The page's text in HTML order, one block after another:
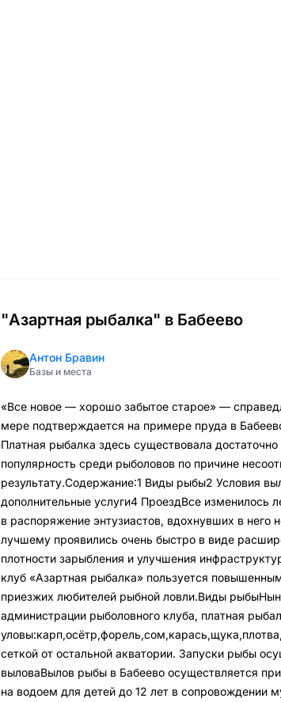
"Азартная рыбалка" в Бабеево
Антон Бравин
Базы и места
«Все новое — хорошо забытое старое» —
мере подтверждается на примере пруда в
Платная рыбалка здесь существовала
популярность среди рыболовов по причине
результату.Содержание:1 Виды рыбы2 Условия
дополнительные услуги4 ПроездВсе изменилось
в распоряжение энтузиастов, вдохнувших в
лучшему проявились очень быстро в виде
плотности зарыбления и улучшения
клуб «Азартная рыбалка» пользуется
приезжих любителей рыбной ловли.Виды
администрации рыболовного клуба, платная
сеткой от остальной акватории. Запуски рыбы
выловаВылов рыбы в Бабеево осуществляется
на водоем для детей до 12 лет в сопровождении